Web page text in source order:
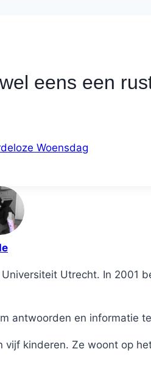
eens een
Woensdag
Utrecht. In
antwoorden en informatie
kinderen. Ze woont op